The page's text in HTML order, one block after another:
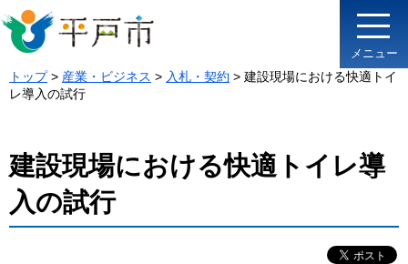
メニュー
トップ> 産業・ビジネス > 入札・契約 > 建設現場における快適トイ
レ導入の試行
建設現場における快適トイレ導
入の試行